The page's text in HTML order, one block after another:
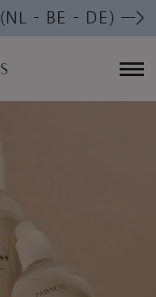
– BE – DE) —>